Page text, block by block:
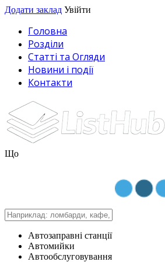
Додати заклад Увійти
Головна
Розділи
Статті та Огляди
Новини і події
Контакти
Що
Автозаправні станції
Автомийки
Автообслуговування